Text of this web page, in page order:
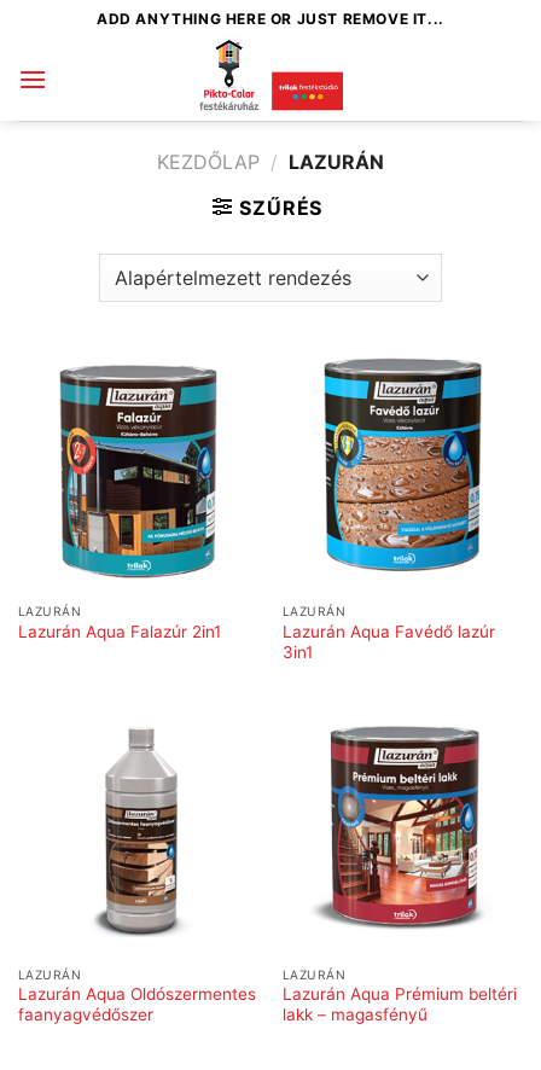
content
ADD ANYTHING HERE OR JUST REMOVE IT...
KEZDŐLAP / LAZURÁN
SZŰRÉS
LAZURÁN
Lazurán Aqua Falazúr 2in1
LAZURÁN
Lazurán Aqua Favédő lazúr
3in1
LAZURÁN
Lazurán Aqua Oldószermentes
faanyagvédőszer
LAZURÁN
Lazurán Aqua Prémium beltéri
lakk – magasfényű